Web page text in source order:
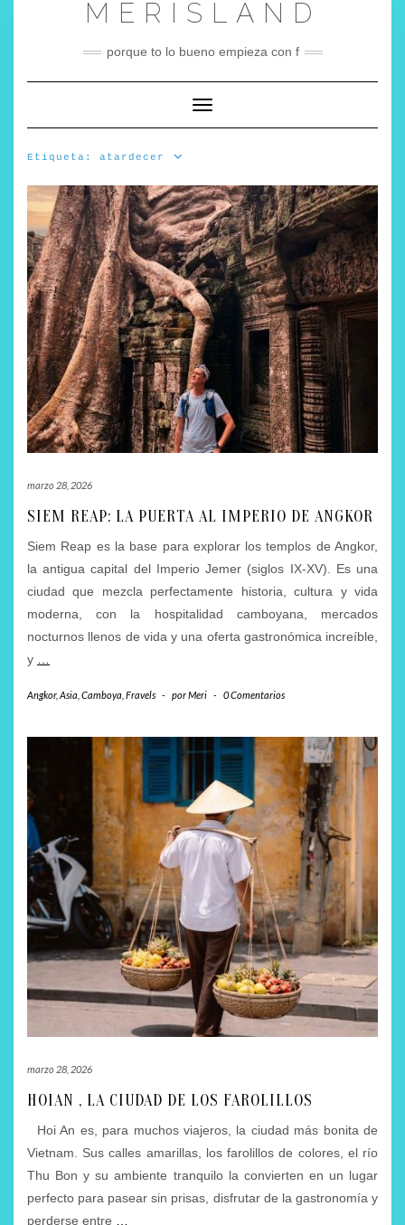
MERISLAND
porque to lo bueno empieza con f
Cambiar modo de navegación
Etiqueta: atardecer
marzo 28, 2026
SIEM REAP: LA PUERTA AL IMPERIO DE ANGKOR
Siem Reap es la base para explorar los templos de Angkor,
la antigua capital del Imperio Jemer (siglos IX-XV). Es una
ciudad que mezcla perfectamente historia, cultura y vida
moderna, con la hospitalidad camboyana, mercados
nocturnos llenos de vida y una oferta gastronómica increíble,
y
Angkor, Asia Camboya Fravels - porMeri - 0 Comentarios
marzo 28, 2026
HOIAN , LA CIUDAD DE LOS FAROLILLOS
Hoi An es, para muchos viajeros, la ciudad más bonita de
Vietnam. Sus calles amarillas, los farolillos de colores, el río
Thu Bon y su ambiente tranquilo la convierten en un lugar
perfecto para pasear sin prisas, disfrutar de la gastronomía y
perderse entre